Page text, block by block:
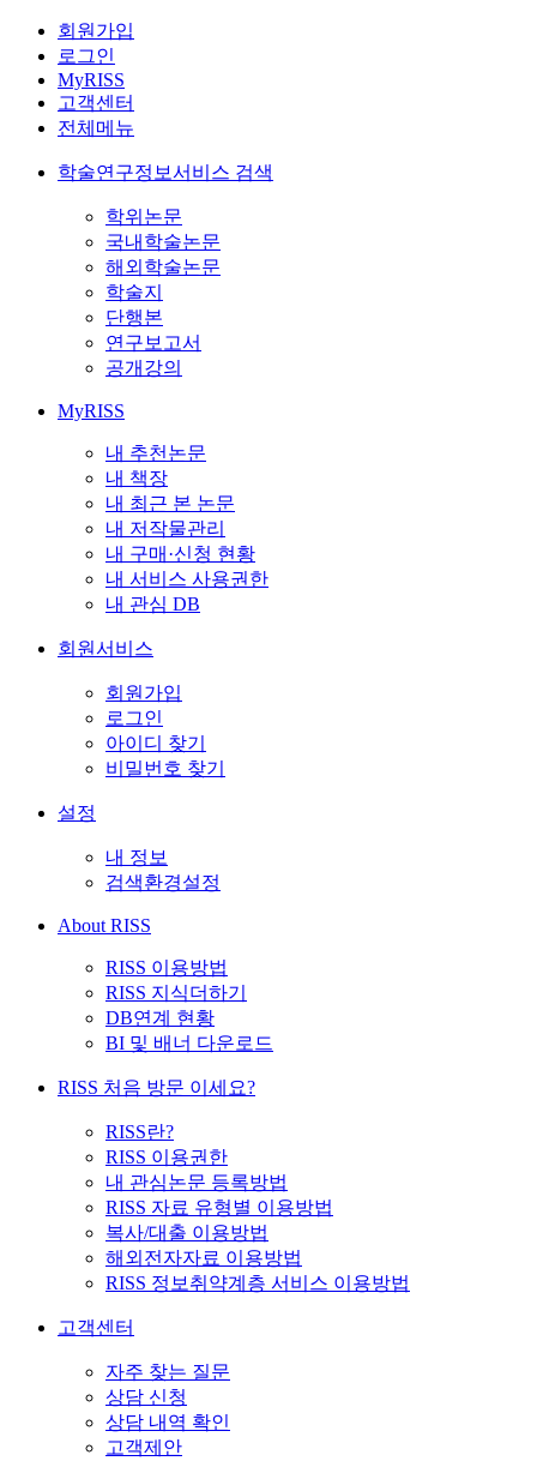
회원가입
로그인
MyRISS
고객센터
전체메뉴
학술연구정보서비스 검색
학위논문
국내학술논문
해외학술논문
학술지
단행본
연구보고서
공개강의
MyRISS
내 추천논문
내 책장
내 최근 본 논문
내 저작물관리
내 구매·신청 현황
내 서비스 사용권한
내 관심 DB
회원서비스
회원가입
로그인
아이디 찾기
비밀번호 찾기
설정
내 정보
검색환경설정
About RISS
RISS 이용방법
RISS 지식더하기
DB연계 현황
BI 및 배너 다운로드
RISS 처음 방문 이세요?
RISS란?
RISS 이용권한
내 관심논문 등록방법
RISS 자료 유형별 이용방법
복사/대출 이용방법
해외전자자료 이용방법
RISS 정보취약계층 서비스 이용방법
고객센터
자주 찾는 질문
상담 신청
상담 내역 확인
고객제안